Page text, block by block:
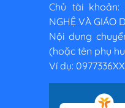
Chủ tài khoản:
NGHỆ VÀ GIÁO
Nội dung
(hoặc tên phụ
Ví dụ: